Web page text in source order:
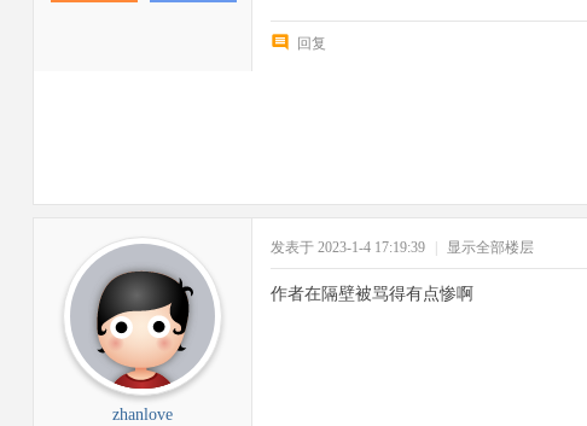
回复
zhanlove
发表于 2023-1-4 17:19:39 显示全部楼层
作者在隔壁被骂得有点惨啊